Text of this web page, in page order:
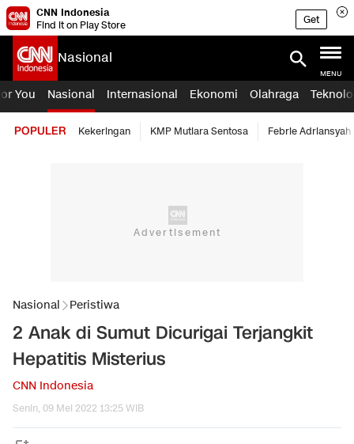
CNN Indonesia
Find it on Play Store
Get
Nasional
MENU
You Nasional Internasional Ekonomi Olahraga
POPULER Kekeringan KMP Mutiara Sentosa Febrie Adriansyah
Nasional Peristiwa
2 Anak di Sumut Dicurigai Terjangkit
Hepatitis Misterius
CNN Indonesia
Senin, 09 Mei 2022 13:25 WIB